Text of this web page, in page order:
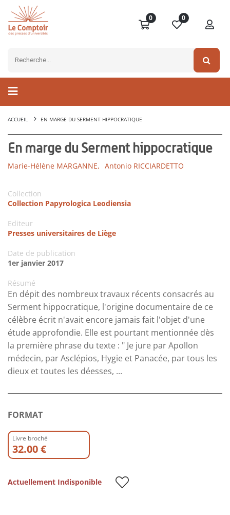
0 0
ACCUEIL EN MARGE DU SERMENT HIPPOCRATIQUE
En marge du Serment hippocratique
Marie-Hélène MARGANNE, Antonio RICCIARDETTO
Collection
Collection Papyrologica Leodiensia
Editeur
Presses universitaires de Liège
Date de publication
1er janvier 2017
Résumé
En dépit des nombreux travaux récents consacrés au
Serment hippocratique, l'origine documentaire de ce
célèbre écrit n'avait encore jamais fait l'objet d'une
étude approfondie. Elle est pourtant mentionnée dès
la première phrase du texte : " Je jure par Apollon
médecin, par Asclépios, Hygie et Panacée, par tous les
dieux et toutes les déesses, ...
FORMAT
Livre broché
32.00 €
Actuellement Indisponible